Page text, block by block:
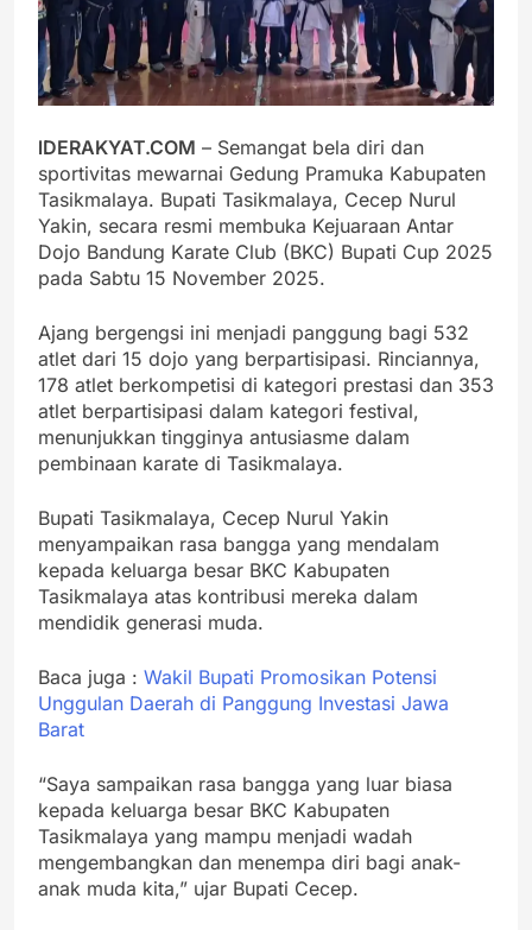
lDERAKYAT.COM – Semangat bela diri dan
sportivitas mewarnai Gedung Pramuka Kabupaten
Tasikmalaya. Bupati Tasikmalaya, Cecep Nurul
Yakin, secara resmi membuka Kejuaraan Antar
Dojo Bandung Karate Club (BKC) Bupati Cup 2025
pada Sabtu 15 November 2025.
Ajang bergengsi ini menjadi panggung bagi 532
atlet dari 15 dojo yang berpartisipasi. Rinciannya,
178 atlet berkompetisi di kategori prestasi dan 353
atlet berpartisipasi dalam kategori festival,
menunjukkan tingginya antusiasme dalam
pembinaan karate di Tasikmalaya.
Bupati Tasikmalaya, Cecep Nurul Yakin
menyampaikan rasa bangga yang mendalam
kepada keluarga besar BKC Kabupaten
Tasikmalaya atas kontribusi mereka dalam
mendidik generasi muda.
Baca juga : Wakil Bupati Promosikan Potensi
Unggulan Daerah di Panggung Investasi Jawa
Barat
“Saya sampaikan rasa bangga yang luar biasa
kepada keluarga besar BKC Kabupaten
Tasikmalaya yang mampu menjadi wadah
mengembangkan dan menempa diri bagi anak-
anak muda kita,” ujar Bupati Cecep.